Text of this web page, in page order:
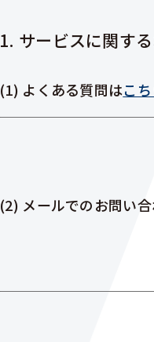
1. サービスに関す
(1) よくある質問はこ
(2) メールでのお問い